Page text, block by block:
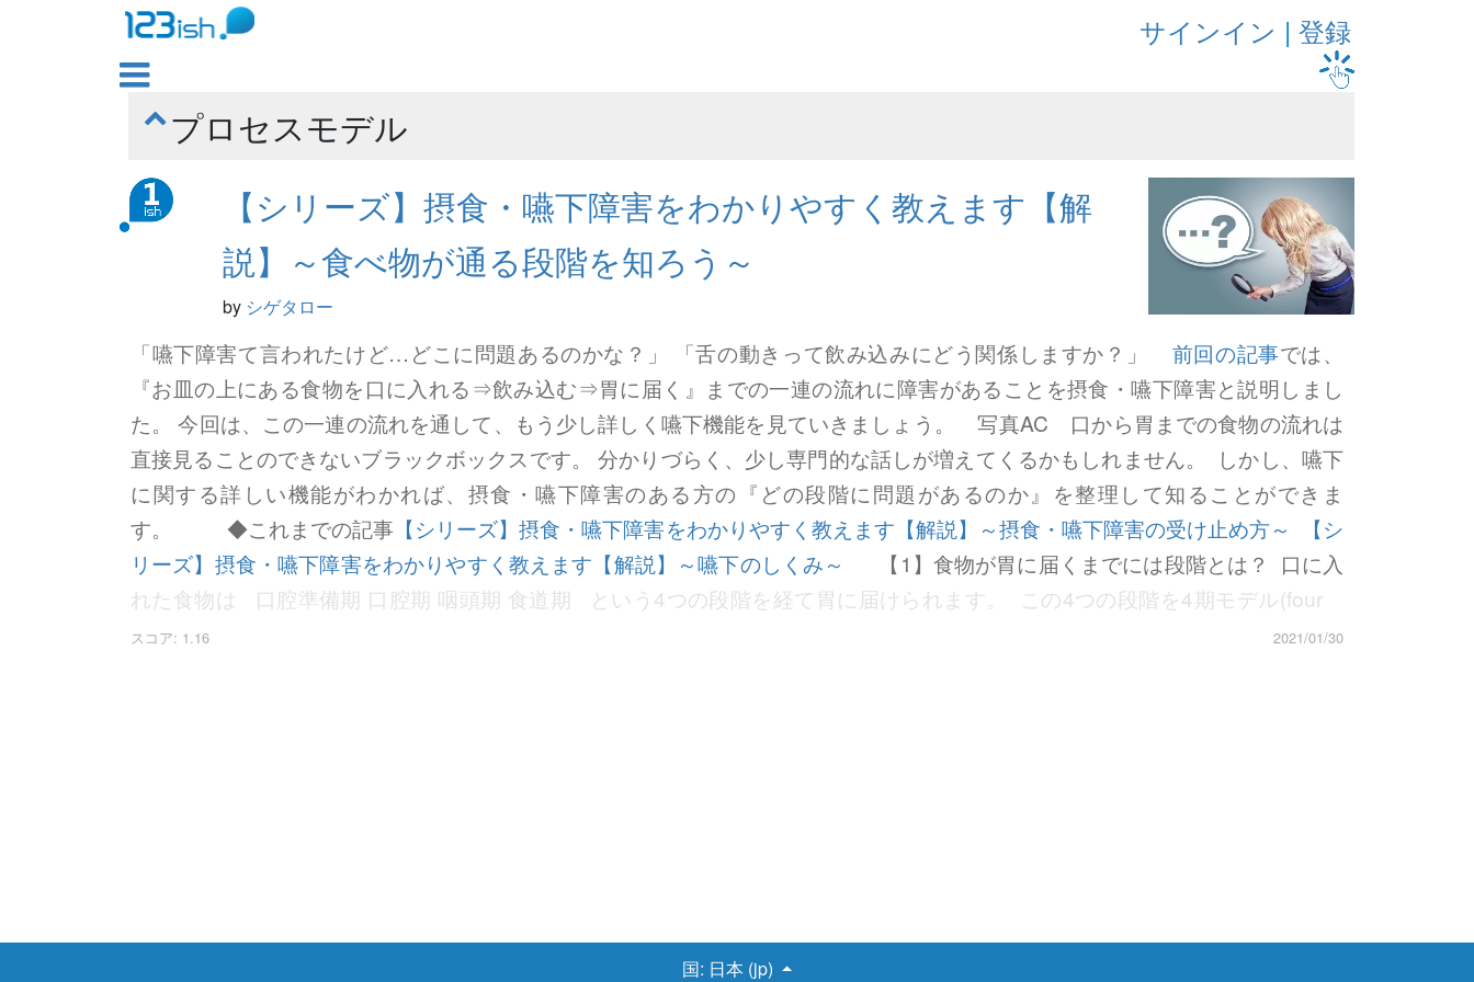
サインイン | 登録

 プロセスモデル
【シリーズ】摂食・嚥下障害をわかりやすく教えます【解
説】～食べ物が通る段階を知ろう～
by シゲタロー
「嚥下障害て言われたけど…どこに問題あるのかな？」 「舌の動きって飲み込みにどう関係しますか？」 前回の記事では、
『お皿の上にある食物を口に入れる⇒飲み込む⇒胃に届く』までの一連の流れに障害があることを摂食・嚥下障害と説明しまし
た。 今回は、この一連の流れを通して、もう少し詳しく嚥下機能を見ていきましょう。 写真AC 口から胃までの食物の流れは
直接見ることのできないブラックボックスです。 分かりづらく、少し専門的な話しが増えてくるかもしれません。 しかし、嚥下
に関する詳しい機能がわかれば、摂食・嚥下障害のある方の『どの段階に問題があるのか』を整理して知ることができま
す。 ◆これまでの記事 【シリーズ】摂食・嚥下障害をわかりやすく教えます【解説】～摂食・嚥下障害の受け止め方～
【シ
リーズ】摂食・嚥下障害をわかりやすく教えます【解説】～嚥下のしくみ～
【1】食物が胃に届くまでには段階とは？ 口に入
れた食物は 口腔準備期 口腔期 咽頭期 食道期 という4つの段階を経て胃に届けられます。 この4つの段階を4期モデル(four
stage sequence model;古典モデル)と言います。今回は、この4期モデルに「先行期(認知期)」(お皿にある食物を口に入れるまで
スコア: 1.16 2021/01/30
国: 日本 (jp)